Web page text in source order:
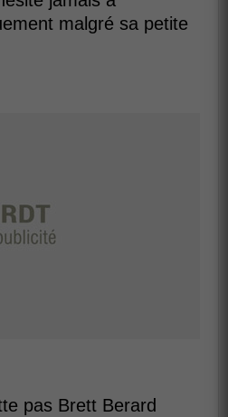
malgré sa petite
pas Brett Berard